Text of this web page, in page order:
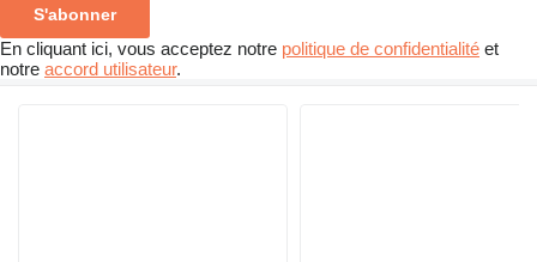
S'abonner
En cliquant ici, vous acceptez notre politique de confidentialité et
notre accord utilisateur.